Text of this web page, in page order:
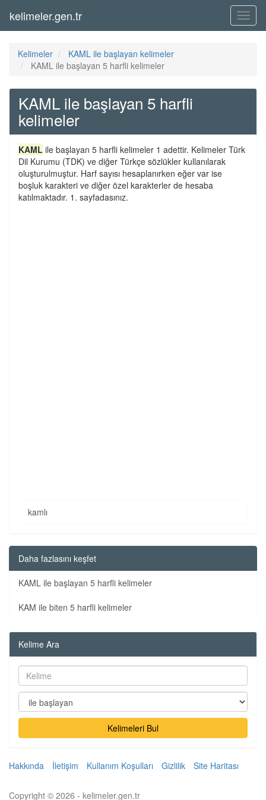
Menü
kelimeler.gen.tr
Kelimeler
KAML ile başlayan kelimeler
KAML ile başlayan 5 harfli kelimeler
KAML ile başlayan 5 harfli
kelimeler
KAML ile başlayan 5 harfli kelimeler 1 adettir. Kelimeler Türk
Dil Kurumu (TDK) ve diğer Türkçe sözlükler kullanılarak
oluşturulmuştur. Harf sayısı hesaplanırken eğer var ise
boşluk karakteri ve diğer özel karakterler de hesaba
katılmaktadır. 1. sayfadasınız.
kamlı
Daha fazlasını keşfet
KAML ile başlayan 5 harfli kelimeler
KAM ile biten 5 harfli kelimeler
Kelime Ara
Kelimeleri Bul
Hakkında İletişim Kullanım Koşulları Gizlilik Site Haritası
Copyright © 2026 - kelimeler.gen.tr